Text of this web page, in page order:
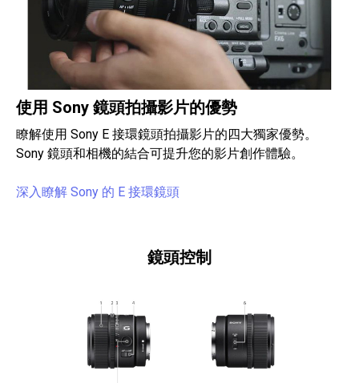
使用 Sony 鏡頭拍攝影片的優勢
瞭解使用 Sony E 接環鏡頭拍攝影片的四大獨家優勢。
Sony 鏡頭和相機的結合可提升您的影片創作體驗。
深入瞭解 Sony 的 E 接環鏡頭
鏡頭控制